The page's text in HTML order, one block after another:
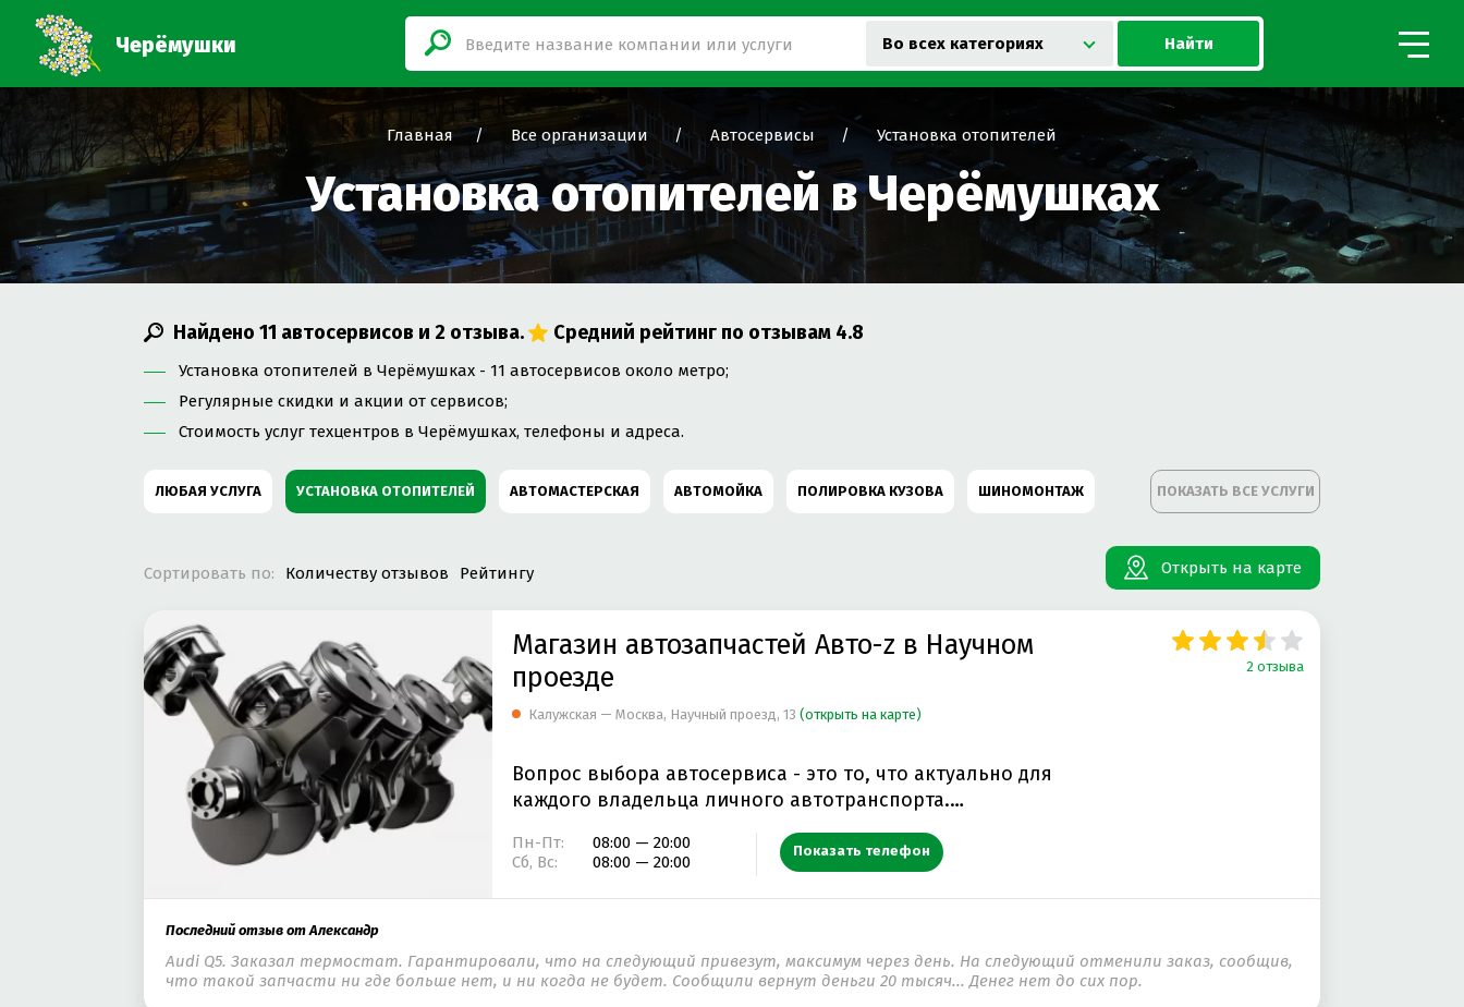
Черёмушки Найти
Во всех категориях
Главная Все организации Автосервисы Установка отопителей
Установка отопителей в Черёмушках
Найдено 11 автосервисов и 2 отзыва. Средний рейтинг по отзывам 4.8
Установка отопителей в Черёмушках - 11 автосервисов около метро;
Регулярные скидки и акции от сервисов;
Стоимость услуг техцентров в Черёмушках, телефоны и адреса.
ЛЮБАЯ УСЛУГА УСТАНОВКА ОТОПИТЕЛЕЙ АВТОМАСТЕРСКАЯ АВТОМОЙКА ПОЛИРОВКА КУЗОВА ШИНОМОНТАЖ
РЕМОНТ АВТОКОНДИЦИОНЕРОВ
КУЗОВНОЙ РЕМОНТ РЕМОНТ VOLKSWAGEN РЕМОНТ TOYOTA ЗАМЕНА ТОРМОЗНЫХ КОЛОДОК
РЕМОНТ ВЫХЛОПНЫХ СИСТЕМ ТЮНИНГ РЕМОНТ AUDI СЛЕСАРНЫЙ РЕМОНТ РЕМОНТ АКПП
РЕМОНТ БЕНЗИНОВЫХ ДВИГАТЕЛЕЙ РЕМОНТ MERCEDES-BENZ РЕМОНТ МКПП ЗАМЕНА ПЕРЕДНИХ ТОРМОЗНЫХ КОЛОДОК
РЕМОНТ SKODA РЕМОНТ LEXUS ЗАМЕНА СВЕЧЕЙ ЗАЖИГАНИЯ ЗАМЕНА МАСЛА В ДВИГАТЕЛЕ
РЕМОНТ ЭЛЕКТРОННЫХ СИСТЕМ УПРАВЛЕНИЯ АВТОМОБИЛЯ
ПОКАЗАТЬ ВСЕ УСЛУГИ
Открыть на карте
Сортировать по: Количеству отзывов Рейтингу
Магазин автозапчастей Авто-z в Научном
проезде
2 отзыва
Калужская — Москва, Научный проезд, 13 (открыть на карте)
Вопрос выбора автосервиса - это то, что актуально для
каждого владельца личного автотранспорта.…
Пн-Пт:
08:00 — 20:00
Сб, Вс:
08:00 — 20:00 Показать телефон
Последний отзыв от Александр
Audi Q5. Заказал термостат. Гарантировали, что на следующий привезут, максимум через день. На следующий отменили заказ, сообщив,
что такой запчасти ни где больше нет, и ни когда не будет. Сообщили вернут деньги 20 тысяч... Денег нет до сих пор.